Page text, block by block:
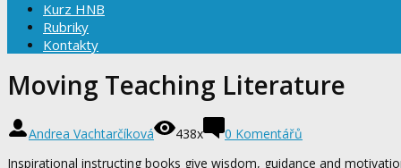
Kurz HNB
Rubriky
Kontakty
Moving Teaching Literature
Andrea Vachtarčíková 438x
0 Komentářů
Inspirational instructing books give wisdom, guidance and